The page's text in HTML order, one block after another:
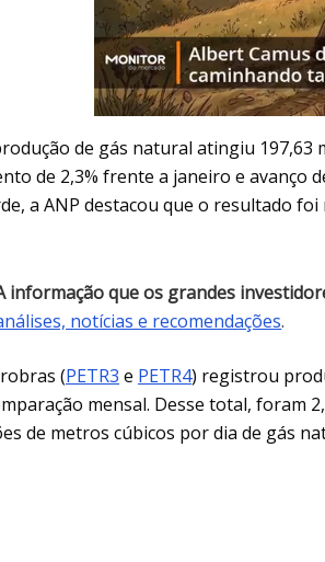
de gás natural atingiu
de 2,3% frente a janeiro e avanço
a ANP destacou que o resultado
informação que os grandes
notícias e recomendações.
(PETR3 e PETR4) registrou
mensal. Desse total, foram
de metros cúbicos por dia de gás